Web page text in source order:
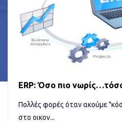
ERP: Όσο πιο
Πολλές φορές όταν ακούμε
στο οικον...